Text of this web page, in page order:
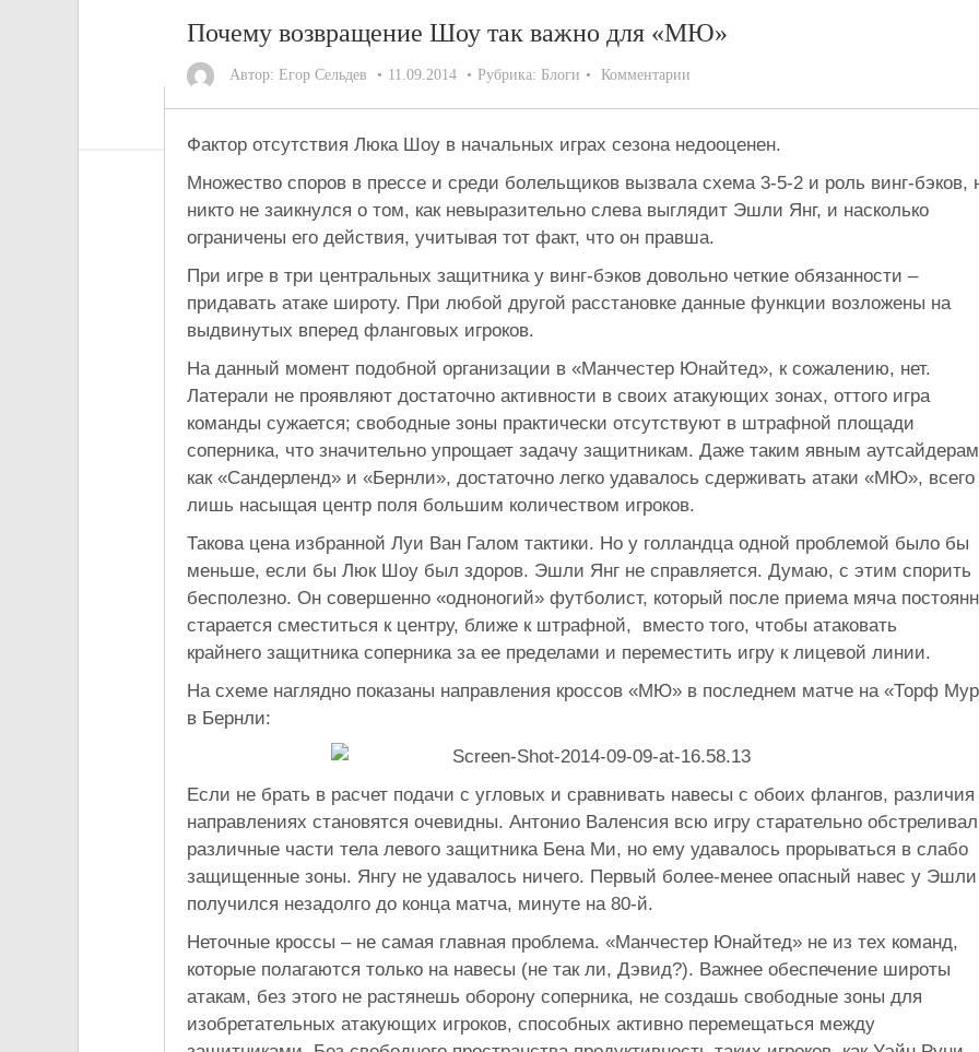
Почему возвращение Шоу так важно для «МЮ»
Автор: Егор Сельдев 11.09.2014 Рубрика: Блоги Комментарии
Фактор отсутствия Люка Шоу в начальных играх сезона недооценен.
Множество споров в прессе и среди болельщиков вызвала схема 3-5-2 и роль винг-бэков,
никто не заикнулся о том, как невыразительно слева выглядит Эшли Янг, и насколько
ограничены его действия, учитывая тот факт, что он правша.
При игре в три центральных защитника у винг-бэков довольно четкие обязанности –
придавать атаке широту. При любой другой расстановке данные функции возложены на
выдвинутых вперед фланговых игроков.
На данный момент подобной организации в «Манчестер Юнайтед», к сожалению, нет.
Латерали не проявляют достаточно активности в своих атакующих зонах, оттого игра
команды сужается; свободные зоны практически отсутствуют в штрафной площади
соперника, что значительно упрощает задачу защитникам. Даже таким явным
как «Сандерленд» и «Бернли», достаточно легко удавалось сдерживать атаки «МЮ», всего
лишь насыщая центр поля большим количеством игроков.
Такова цена избранной Луи Ван Галом тактики. Но у голландца одной проблемой было бы
меньше, если бы Люк Шоу был здоров. Эшли Янг не справляется. Думаю, с этим спорить
бесполезно. Он совершенно «одноногий» футболист, который после приема мяча
старается сместиться к центру, ближе к штрафной, вместо того, чтобы атаковать
крайнего защитника соперника за ее пределами и переместить игру к лицевой линии.
На схеме наглядно показаны направления кроссов «МЮ» в последнем матче на «Торф
в Бернли:
Если не брать в расчет подачи с угловых и сравнивать навесы с обоих флангов, различия
направлениях становятся очевидны. Антонио Валенсия всю игру старательно обстреливал
различные части тела левого защитника Бена Ми, но ему удавалось прорываться в слабо
защищенные зоны. Янгу не удавалось ничего. Первый более-менее опасный навес у Эшли
получился незадолго до конца матча, минуте на 80-й.
Неточные кроссы – не самая главная проблема. «Манчестер Юнайтед» не из тех команд,
которые полагаются только на навесы (не так ли, Дэвид?). Важнее обеспечение широты
атакам, без этого не растянешь оборону соперника, не создашь свободные зоны для
изобретательных атакующих игроков, способных активно перемещаться между